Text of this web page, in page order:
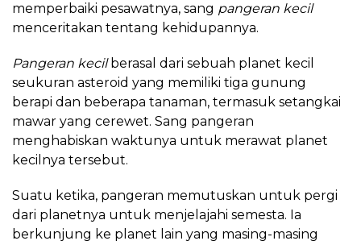
memperbaiki pesawatnya, sang pangeran kecil
menceritakan tentang kehidupannya.
Pangeran kecilberasal dari sebuah planet kecil
seukuran asteroid yang memiliki tiga gunung
berapi dan beberapa tanaman, termasuk setangkai
mawar yang cerewet. Sang pangeran
menghabiskan waktunya untuk merawat planet
kecilnya tersebut.
Suatu ketika, pangeran memutuskan untuk pergi
dari planetnya untuk menjelajahi semesta. Ia
berkunjung ke planet lain yang masing-masing